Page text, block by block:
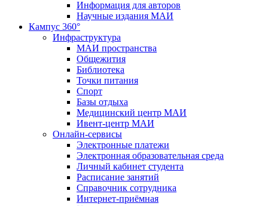
Информация для авторов
Научные издания МАИ
Кампус 360°
Инфраструктура
МАИ пространства
Общежития
Библиотека
Точки питания
Спорт
Базы отдыха
Медицинский центр МАИ
Ивент-центр МАИ
Онлайн-сервисы
Электронные платежи
Электронная образовательная среда
Личный кабинет студента
Расписание занятий
Справочник сотрудника
Интернет-приёмная